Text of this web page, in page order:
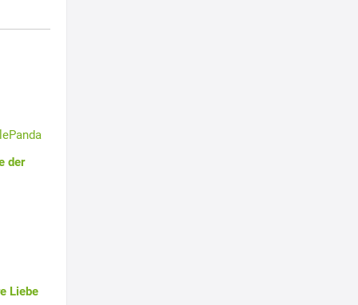
der
Liebe